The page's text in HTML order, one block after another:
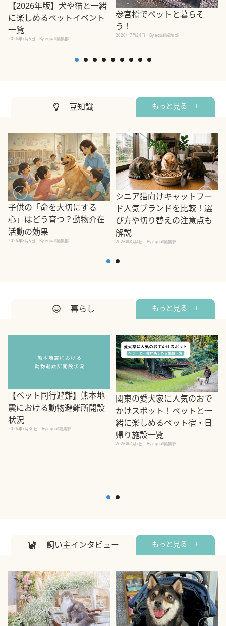
【2026年版】犬や猫と一緒
に楽しめるペットイベント
一覧
2026年7月5日 By equall編集部
参宮橋でペットと暮らそ
う！
2020年7月24日 By equall編集部
豆知識 もっと見る +
子供の「命を大切にする
心」はどう育つ？動物介在
活動の効果
2026年8月5日 By equall編集部
シニア猫向けキャットフー
ド人気ブランドを比較！選
び方や切り替えの注意点も
解説
2026年8月4日 By equall編集部
暮らし もっと見る +
【ペット同行避難】熊本地
震における動物避難所開設
状況
2026年7月30日 By equall編集部
関東の愛犬家に人気のおで
かけスポット！ペットと一
緒に楽しめるペット宿・日
帰り施設一覧
2026年7月7日 By equall編集部
飼い主インタビュー もっと見る +